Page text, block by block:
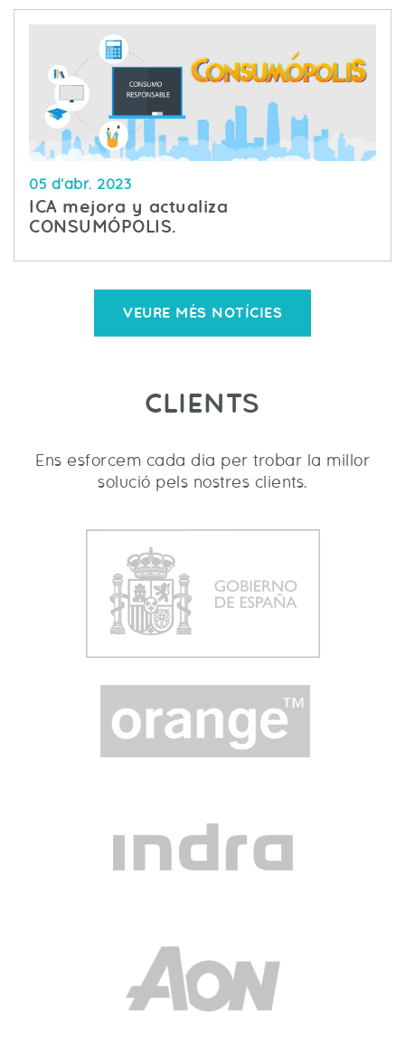
05 d’abr. 2023
ICA mejora y actualiza
CONSUMÓPOLIS.
VEURE MÉS NOTÍCIES
CLIENTS
Ens esforcem cada dia per trobar la millor
solució pels nostres clients.